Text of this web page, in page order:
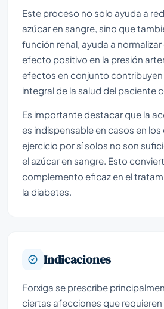
Este proceso no solo ayuda a
azúcar en sangre, sino que
función renal, ayuda a normalizar
efecto positivo en la presión
efectos en conjunto contribuyen
integral de la salud del paciente
Es importante destacar que la
es indispensable en casos en los
ejercicio por sí solos no son
el azúcar en sangre. Esto
complemento eficaz en el
la diabetes.
Indicaciones
Forxiga se prescribe
ciertas afecciones que